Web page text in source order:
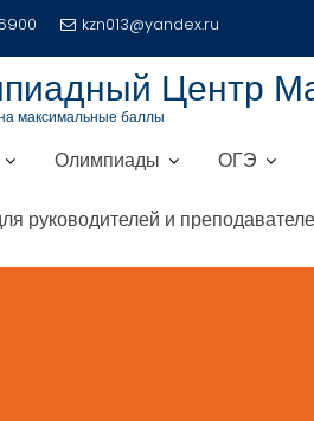
kzn013@yandex.ru
Центр
максимальные баллы
Олимпиады ОГЭ
руководителей и